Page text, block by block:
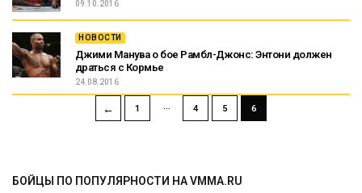
09.10.2016
НОВОСТИ
Джими Манува о бое Рамбл-Джонс: Энтони должен
драться с Кормье
24.08.2016
← 1 … 4 5 6
БОЙЦЫ ПО ПОПУЛЯРНОСТИ НА VMMA.RU